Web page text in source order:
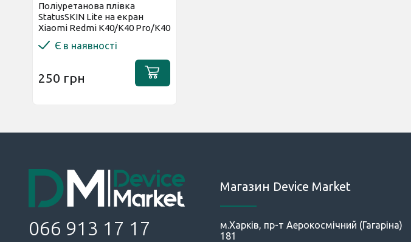
Поліуретанова плівка
StatusSKIN Lite на екран
Xiaomi Redmi K40/K40 Pro/K40
Pro+/Poco F3/Mi 11i...
Є в наявності
250 грн
066 913 17 17
Магазин Device Market
м.Харків, пр-т Аерокосмічний (Гагаріна)
181